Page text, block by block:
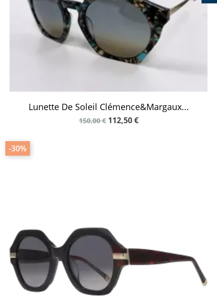
Lunette De Soleil Clémence&Margaux...
150,00 € 112,50 €
-30%